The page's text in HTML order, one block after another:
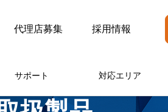
代理店募集 採用情報
サポート 対応エリア